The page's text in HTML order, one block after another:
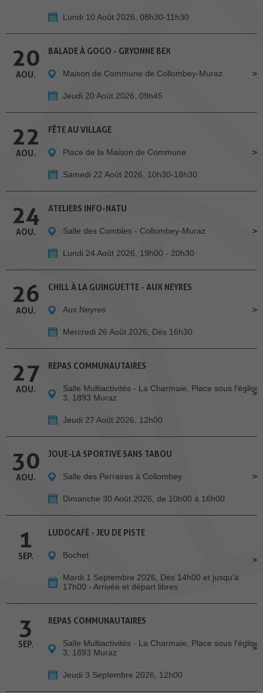
Lundi 10 Août 2026, 08h30-11h30
20
AOU.
BALADE À GOGO - GRYONNE BEX
Maison de Commune de Collombey-Muraz
Jeudi 20 Août 2026, 09h45
22
AOU.
FÊTE AU VILLAGE
Place de la Maison de Commune
Samedi 22 Août 2026, 10h30-18h30
24
AOU.
ATELIERS INFO-NATU
Salle des Combles - Collombey-Muraz
Lundi 24 Août 2026, 19h00 - 20h30
26
AOU.
CHILL À LA GUINGUETTE - AUX NEYRES
Aux Neyres
Mercredi 26 Août 2026, Dès 16h30
27
AOU.
REPAS COMMUNAUTAIRES
Salle Multiactivités - La Charmaie, Place sous l'église
3, 1893 Muraz
Jeudi 27 Août 2026, 12h00
30
AOU.
JOUE-LA SPORTIVE SANS TABOU
Salle des Perraires à Collombey
Dimanche 30 Août 2026, de 10h00 à 16h00
1
SEP.
LUDOCAFÉ - JEU DE PISTE
Bochet
Mardi 1 Septembre 2026, Dès 14h00 et jusqu'à
17h00 - Arrivée et départ libres
3
SEP.
REPAS COMMUNAUTAIRES
Salle Multiactivités - La Charmaie, Place sous l'église
3, 1893 Muraz
Jeudi 3 Septembre 2026, 12h00